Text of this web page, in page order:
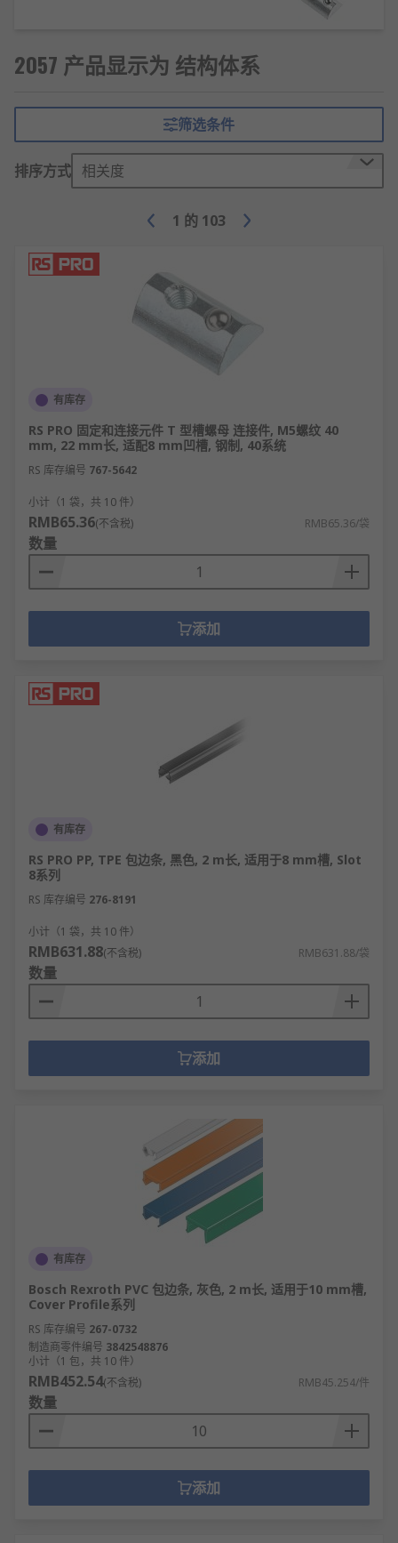
接与配比合理，不易因局部变化导致整体失
效。
层次性：要素按功能或重要性划分层级（如建
筑的基础-主体-屋面、系统的硬件-软件-应
用），分工明确。
适应性：可通过局部调整（如更换配件、优化
约束性：要素的位置、功能、互动方式受体系
规则限制，避免无序运行。
功能性：设计目标单一且明确，如建筑结构体
系聚焦“安全承重”，组织体系聚焦“高效执行”。
关联性：任一要素的状态变化（如建筑构件损
坏、部门职能调整）会直接影响其他要素及整
可预测性：基于要素特性与连接规则，能通过
计算或模拟预判体系在特定条件下的运行状
态。
建筑结构体系：如框架结构、剪力墙结构、钢
结构、混合结构，用于建筑的承重与空间支
撑。
阵制、扁平化组织，用于企业的权责分配与任
务执行。
系、液压传动体系，用于机械的动力传递与动
信息系统结构体系：如C/S（客户机/服务器）
体系、B/S（浏览器/服务器）体系、分布式体
系，用于数据存储与交互。
桥体系、悬索桥体系，适配不同跨度与荷载需
求。
生态结构体系：如森林生态体系、海洋生态体
系、城市生态体系，由生物与环境要素构成的
共生系统。
电力系统结构体系：如发输电体系、配用电体
系、微电网体系，保障电力的生产、传输与分
配。
品体系，按功能模块划分产品组成，便于生产
建筑工程领域：用于住宅、写字楼、厂房、桥
梁等建筑的设计与建造，保障结构安全与空间
企业管理领域：支撑企业战略落地、部门协作
与员工管理，提升组织运行效率与决策响应速
度。
机械制造领域：应用于机床、汽车、工程机械
等设备的设计，实现动力传递与精准动作控
制。
信息技术领域：搭建软件系统、数据中心、通
信网络的架构，保障数据存储、传输与应用稳
定。
交通运输领域：除桥梁外，还用于铁路轨道体
生态环保领域：通过生态结构体系分析，指导
2057 产品显示为 结构体系
筛选条件
排序方式 相关度
1 的 103
有库存
RS PRO 固定和连接元件 T 型槽螺母 连接件, M5螺纹 40
mm, 22 mm长, 适配8 mm凹槽, 钢制, 40系统
RS 库存编号 767-5642
小计（1 袋，共 10 件）
RMB65.36(不含税) RMB65.36/袋
数量
添加
有库存
RS PRO PP, TPE 包边条, 黑色, 2 m长, 适用于8 mm槽, Slot
8系列
RS 库存编号 276-8191
小计（1 袋，共 10 件）
RMB631.88(不含税) RMB631.88/袋
数量
添加
有库存
Bosch Rexroth PVC 包边条, 灰色, 2 m长, 适用于10 mm槽,
Cover Profile系列
RS 库存编号 267-0732
制造商零件编号 3842548876
小计（1 包，共 10 件）
RMB452.54(不含税) RMB45.254/件
数量
添加